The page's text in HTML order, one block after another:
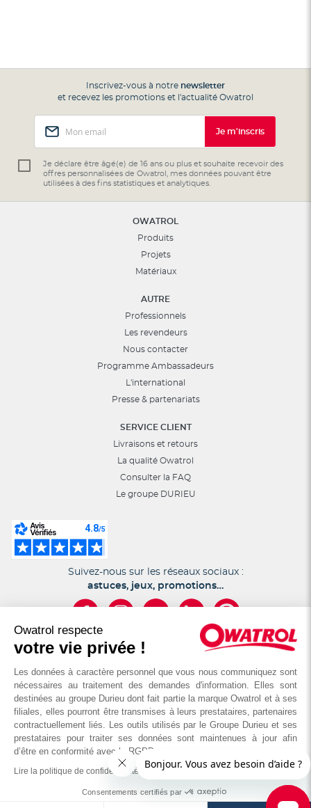
Owatrol respecte
votre vie privée !
Les données à caractère personnel que vous nous communiquez sont
nécessaires au traitement des demandes d'information. Elles sont
destinées au groupe Durieu dont fait partie la marque Owatrol et à ses
filiales, elles pourront être transmises à leurs prestataires, partenaires
contractuellement liés. Les outils utilisés par le Groupe Durieu et ses
prestataires pour traiter ses données sont maintenues à jour afin
d’être en conformité avec le RGPD
Lire la politique de confidentialité
Consentements certifiés par
Inscrivez-vous à notre newsletter
et recevez les promotions et l'actualité Owatrol
notre
lettre
d’information
Je m'inscris
Je déclare être âgé(e) de 16 ans ou plus et souhaite recevoir des
offres personnalisées de Owatrol, mes données pouvant être
utilisées à des fins statistiques et analytiques.
OWATROL
Produits
Projets
Matériaux
AUTRE
Professionnels
Les revendeurs
Nous contacter
Programme Ambassadeurs
L'international
Presse & partenariats
SERVICE CLIENT
Livraisons et retours
La qualité Owatrol
Consulter la FAQ
Le groupe DURIEU
Suivez-nous sur les réseaux sociaux :
astuces, jeux, promotions…
© OWATROL - Groupe DURIEU
Mentions légales Cookies et vie privée